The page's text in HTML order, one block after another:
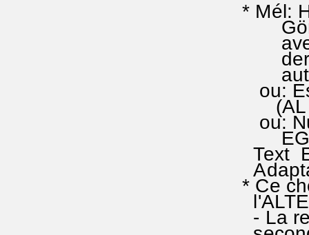
* Mél:
avec
ou:
(AL
ou:
EG
Text
* Ce
- La